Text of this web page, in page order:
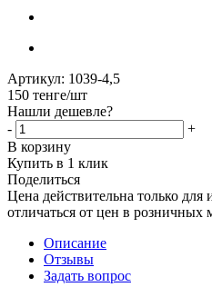
Артикул: 1039-4,5
150 тенге/шт
Нашли дешевле?
-
+
В корзину
Купить в 1 клик
Поделиться
Цена действительна только
отличаться от цен в розничных
Описание
Отзывы
Задать вопрос